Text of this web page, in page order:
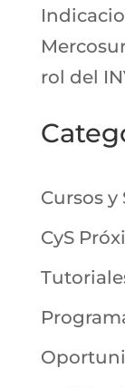
rol del
Cursos
CyS